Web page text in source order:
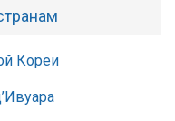
Кореи